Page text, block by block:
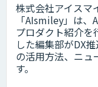
株式会社アイスマ
「AIsmiley」は
プロダクト紹介を
した編集部がDX
の活用方法、ニュ
す。